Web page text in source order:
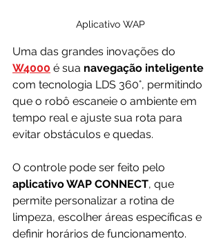
Aplicativo WAP
Uma das grandes inovações do
W4000 é sua navegação inteligente
com tecnologia LDS 360°, permitindo
que o robô escaneie o ambiente em
tempo real e ajuste sua rota para
evitar obstáculos e quedas.
O controle pode ser feito pelo
aplicativo WAP CONNECT, que
permite personalizar a rotina de
limpeza, escolher áreas específicas e
definir horários de funcionamento.